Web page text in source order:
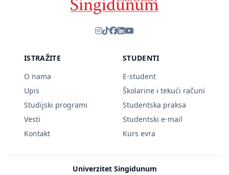
ISTRAŽITE
O nama
Upis
Studijski programi
Vesti
Kontakt
STUDENTI
E-student
Školarine i tekući računi
Studentska praksa
Studentski e-mail
Kurs evra
Univerzitet Singidunum